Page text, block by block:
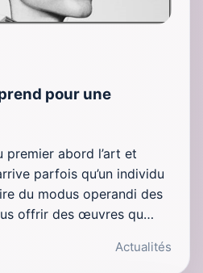
pour une
premier abord l’art et
parfois qu’un individu
du modus operandi des
offrir des œuvres qu…
Actualités